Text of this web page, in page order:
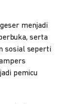
menjadi
serta
sosial seperti
pemicu